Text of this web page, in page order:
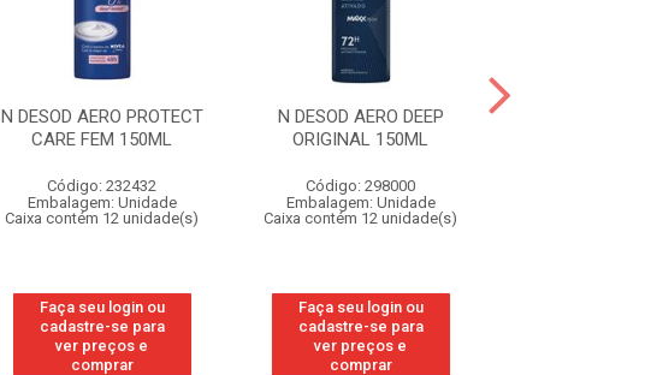
N DESOD AERO PROTECT
CARE FEM 150ML
Código: 232432
Embalagem: Unidade
Caixa contém 12 unidade(s)
Faça seu login ou
cadastre-se para
ver preços e
comprar
N DESOD AERO DEEP
ORIGINAL 150ML
Código: 298000
Embalagem: Unidade
Caixa contém 12 unidade(s)
Faça seu login ou
cadastre-se para
ver preços e
comprar